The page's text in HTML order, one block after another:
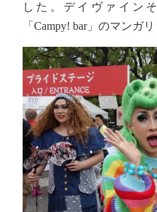
した。デイヴァイン
「Campy! bar」のマンガ